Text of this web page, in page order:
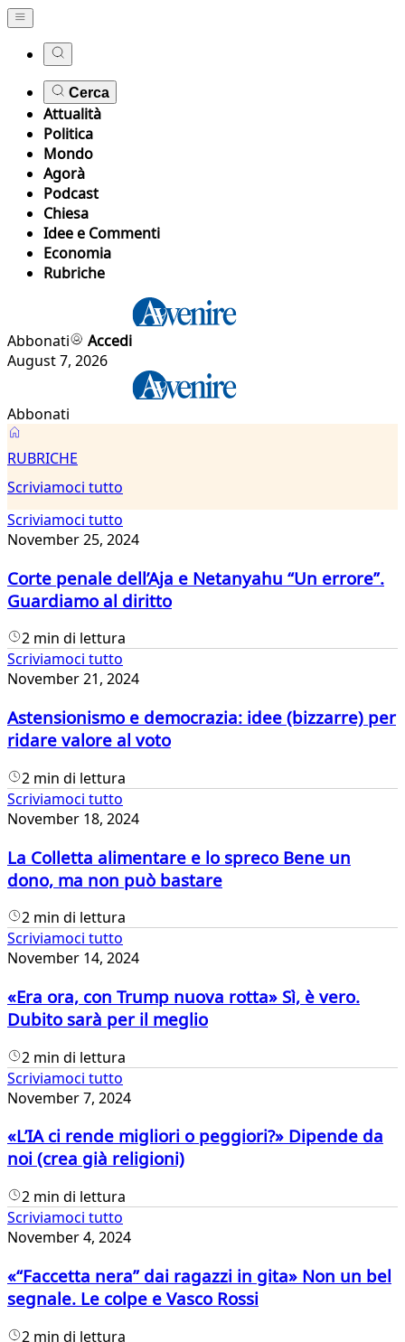
Cerca
Attualità
Politica
Mondo
Agorà
Podcast
Chiesa
Idee e Commenti
Economia
Rubriche
Abbonati
Accedi
August 7, 2026
Abbonati
Scriviamoci
tutto
RUBRICHE
Scriviamoci tutto
Scriviamoci tutto
November 25, 2024
Corte penale dell’Aja e Netanyahu “Un errore”.
Guardiamo al diritto
2 min di lettura
Scriviamoci tutto
November 21, 2024
Astensionismo e democrazia: idee (bizzarre) per
ridare valore al voto
2 min di lettura
Scriviamoci tutto
November 18, 2024
La Colletta alimentare e lo spreco Bene un
dono, ma non può bastare
2 min di lettura
Scriviamoci tutto
November 14, 2024
«Era ora, con Trump nuova rotta» Sì, è vero.
Dubito sarà per il meglio
2 min di lettura
Scriviamoci tutto
November 7, 2024
«L’IA ci rende migliori o peggiori?» Dipende da
noi (crea già religioni)
2 min di lettura
Scriviamoci tutto
November 4, 2024
«“Faccetta nera” dai ragazzi in gita» Non un bel
segnale. Le colpe e Vasco Rossi
2 min di lettura